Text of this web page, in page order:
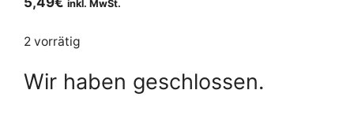
inkl. MwSt.
2 vorrätig
Wir haben geschlossen.